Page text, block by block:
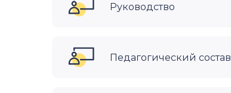
Руководство
Педагогический состав